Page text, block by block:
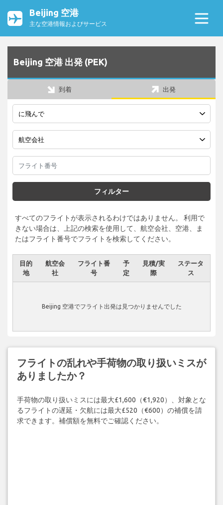
Beijing 空港
主な空港情報およびサービス
Beijing 空港 出発 (PEK)
到着 出発
フィルター
すべてのフライトが表示されるわけではありません。 利用で
きない場合は、上記の検索を使用して、航空会社、空港、ま
たはフライト番号でフライトを検索してください。
目的
地
航空会
社
フライト番
号
予
定
見積/実
際
ステータ
ス
Beijing 空港でフライト出発は見つかりませんでした
フライトの乱れや手荷物の取り扱いミスが
ありましたか？
手荷物の取り扱いミスには最大£1,600（€1,920）、対象とな
るフライトの遅延・欠航には最大£520（€600）の補償を請
求できます。補償額を無料でご確認ください。